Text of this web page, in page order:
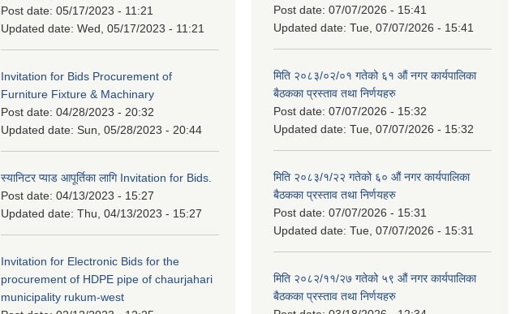
Post date: 05/17/2023 - 11:21
Updated date: Wed, 05/17/2023 - 11:21
Invitation for Bids Procurement of
Furniture Fixture & Machinary
Post date: 04/28/2023 - 20:32
Updated date: Sun, 05/28/2023 - 20:44
स्यानिटर प्याड आपूर्तिका लागि Invitation for Bids.
Post date: 04/13/2023 - 15:27
Updated date: Thu, 04/13/2023 - 15:27
Invitation for Electronic Bids for the
procurement of HDPE pipe of chaurjahari
municipality rukum-west
Post date: 07/07/2026 - 15:41
Updated date: Tue, 07/07/2026 - 15:41
मिति २०८३/०२/०१ गतेको ६१ औं नगर कार्यपालिका
बैठकका प्रस्ताव तथा निर्णयहरु
Post date: 07/07/2026 - 15:32
Updated date: Tue, 07/07/2026 - 15:32
मिति २०८३/१/२२ गतेको ६० औं नगर कार्यपालिका
बैठकका प्रस्ताव तथा निर्णयहरु
Post date: 07/07/2026 - 15:31
Updated date: Tue, 07/07/2026 - 15:31
मिति २०८२/११/२७ गतेको ५९ औं नगर कार्यपालिका
बैठकका प्रस्ताव तथा निर्णयहरु